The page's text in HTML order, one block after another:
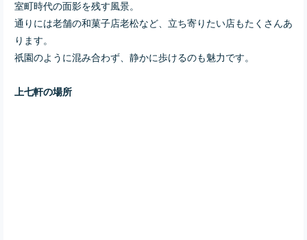
室町時代の面影を残す風景。
通りには老舗の和菓子店老松など、立ち寄りたい店もたくさんあ
ります。
祇園のように混み合わず、静かに歩けるのも魅力です。
上七軒の場所